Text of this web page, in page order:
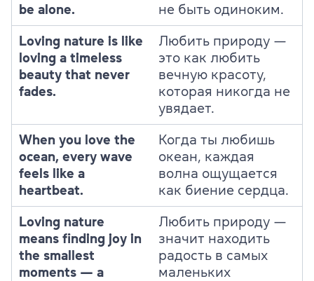
be alone.
не быть одиноким.
Loving nature is like
loving a timeless
beauty that never
fades.
Любить природу —
это как любить
вечную красоту,
которая никогда не
увядает.
When you love the
ocean, every wave
feels like a
heartbeat.
Когда ты любишь
океан, каждая
волна ощущается
как биение сердца.
Loving nature
means finding joy in
the smallest
moments — a
Любить природу —
значит находить
радость в самых
маленьких